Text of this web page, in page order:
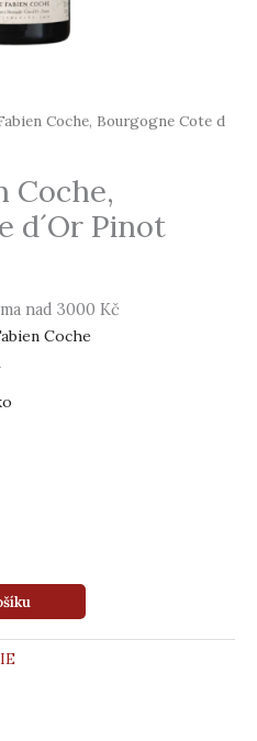
Coche, Bourgogne Cote d
Coche,
d´Or Pinot
nad 3000 Kč
Coche